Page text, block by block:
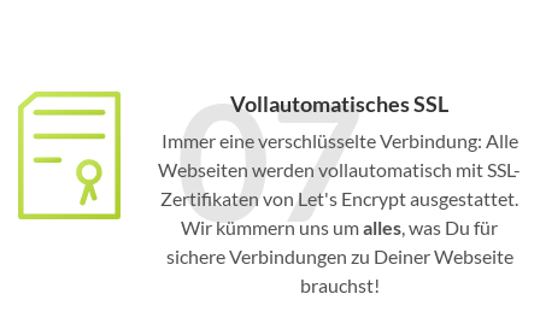
07
Vollautomatisches SSL
Immer eine verschlüsselte Verbindung: Alle
Webseiten werden vollautomatisch mit SSL-
Zertifikaten von Let's Encrypt ausgestattet.
Wir kümmern uns umalles , was Du für
sichere Verbindungen zu Deiner Webseite
brauchst!